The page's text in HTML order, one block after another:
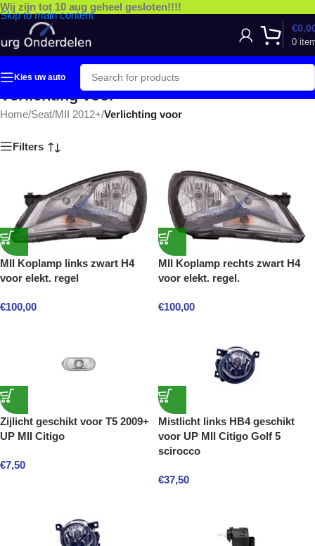
Skip to main content
Wij zijn tot 10 aug geheel gesloten!!!!
0
€
Kies uw auto
Verlichting voor
Home/Seat/MII 2012+/Verlichting voor
Filters
MII Koplamp links zwart H4
voor elekt. regel
€100,00
MII Koplamp rechts zwart H4
voor elekt. regel.
€100,00
Zijlicht geschikt voor T5 2009+
UP MII Citigo
€7,50
Mistlicht links HB4 geschikt
voor UP MII Citigo Golf 5
scirocco
€37,50